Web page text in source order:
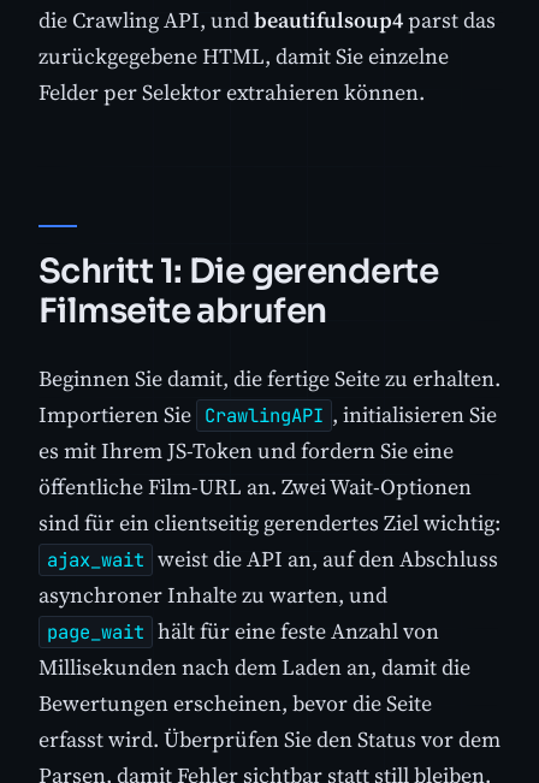
die Crawling API, undbeautifulsoup4parst das
zurückgegebene HTML, damit Sie einzelne
Felder per Selektor extrahieren können.
Schritt 1: Die gerenderte
Filmseite abrufen
Beginnen Sie damit, die fertige Seite zu erhalten.
Importieren Sie CrawlingAPI , initialisieren Sie
es mit Ihrem JS-Token und fordern Sie eine
öffentliche Film-URL an. Zwei Wait-Optionen
sind für ein clientseitig gerendertes Ziel wichtig:
ajax_wait weist die API an, auf den Abschluss
asynchroner Inhalte zu warten, und
page_wait hält für eine feste Anzahl von
Millisekunden nach dem Laden an, damit die
Bewertungen erscheinen, bevor die Seite
erfasst wird. Überprüfen Sie den Status vor dem
Parsen, damit Fehler sichtbar statt still bleiben.